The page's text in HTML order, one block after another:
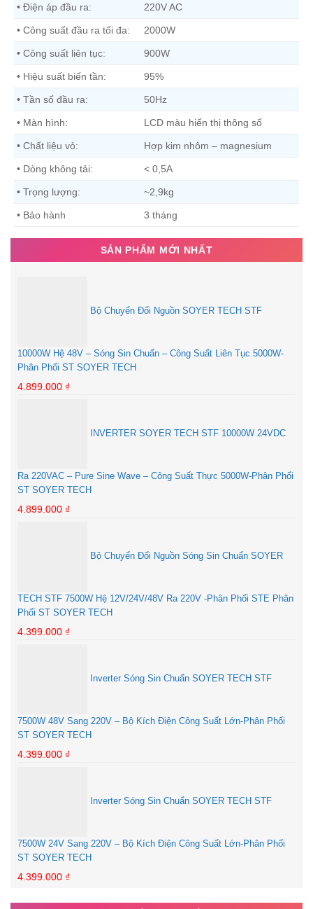
• Điện áp đầu ra: 220V AC
• Công suất đầu ra tối đa: 2000W
• Công suất liên tục: 900W
• Hiệu suất biến tần: 95%
• Tần số đầu ra: 50Hz
• Màn hình: LCD màu hiển thị thông số
• Chất liệu vỏ: Hợp kim nhôm – magnesium
• Dòng không tải: < 0,5A
• Trọng lượng: ~2,9kg
• Bảo hành 3 tháng
SẢN PHẨM MỚI NHẤT
Bộ Chuyển Đổi Nguồn SOYER TECH STF
10000W Hệ 48V – Sóng Sin Chuẩn – Công Suất Liên Tục 5000W-
Phân Phối ST SOYER TECH
4.899.000 ₫
INVERTER SOYER TECH STF 10000W 24VDC
Ra 220VAC – Pure Sine Wave – Công Suất Thực 5000W-Phân Phối
ST SOYER TECH
4.899.000 ₫
Bộ Chuyển Đổi Nguồn Sóng Sin Chuẩn SOYER
TECH STF 7500W Hệ 12V/24V/48V Ra 220V -Phân Phối STE Phân
Phối ST SOYER TECH
4.399.000 ₫
Inverter Sóng Sin Chuẩn SOYER TECH STF
7500W 48V Sang 220V – Bộ Kích Điện Công Suất Lớn-Phân Phối
ST SOYER TECH
4.399.000 ₫
Inverter Sóng Sin Chuẩn SOYER TECH STF
7500W 24V Sang 220V – Bộ Kích Điện Công Suất Lớn-Phân Phối
ST SOYER TECH
4.399.000 ₫